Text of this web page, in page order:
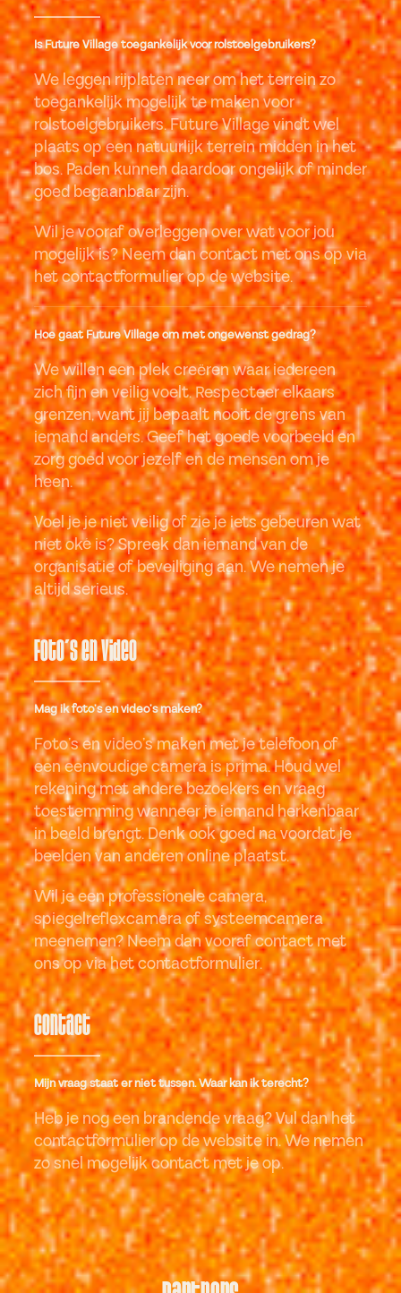
Is Future Village toegankelijk voor rolstoelgebruikers?
We leggen rijplaten neer om het terrein zo
toegankelijk mogelijk te maken voor
rolstoelgebruikers. Future Village vindt wel
plaats op een natuurlijk terrein midden in het
bos. Paden kunnen daardoor ongelijk of minder
goed begaanbaar zijn.
Wil je vooraf overleggen over wat voor jou
mogelijk is? Neem dan contact met ons op via
het contactformulier op de website.
Hoe gaat Future Village om met ongewenst gedrag?
We willen een plek creëren waar iedereen
zich fijn en veilig voelt. Respecteer elkaars
grenzen, want jij bepaalt nooit de grens van
iemand anders. Geef het goede voorbeeld en
zorg goed voor jezelf en de mensen om je
heen.
Voel je je niet veilig of zie je iets gebeuren wat
niet oké is? Spreek dan iemand van de
organisatie of beveiliging aan. We nemen je
altijd serieus.
Foto’s en video
Mag ik foto’s en video’s maken?
Foto’s en video’s maken met je telefoon of
een eenvoudige camera is prima. Houd wel
rekening met andere bezoekers en vraag
toestemming wanneer je iemand herkenbaar
in beeld brengt. Denk ook goed na voordat je
beelden van anderen online plaatst.
Wil je een professionele camera,
spiegelreflexcamera of systeemcamera
meenemen? Neem dan vooraf contact met
ons op via het contactformulier.
Contact
Mijn vraag staat er niet tussen. Waar kan ik terecht?
Heb je nog een brandende vraag? Vul dan het
contactformulier op de website in. We nemen
zo snel mogelijk contact met je op.